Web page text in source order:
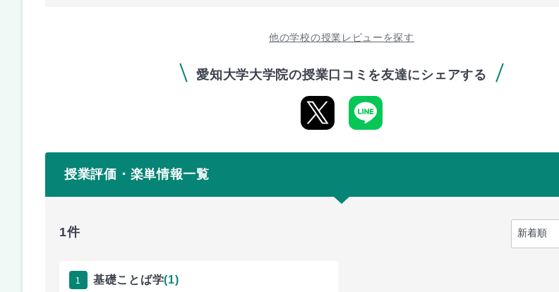
他の学校の授業レビューを探す
愛知大学大学院の授業口コミを友達にシェアする
授業評価・楽単情報一覧
1件
1 基礎ことば学(1)